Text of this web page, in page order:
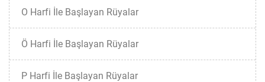
O Harfi İle Başlayan Rüyalar
Ö Harfi İle Başlayan Rüyalar
P Harfi İle Başlayan Rüyalar